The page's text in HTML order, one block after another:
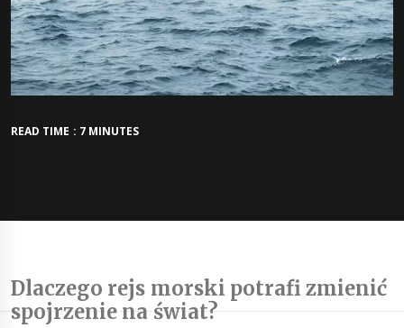
READ TIME : 7 MINUTES
Dlaczego rejs morski potrafi zmienić
spojrzenie na świat?